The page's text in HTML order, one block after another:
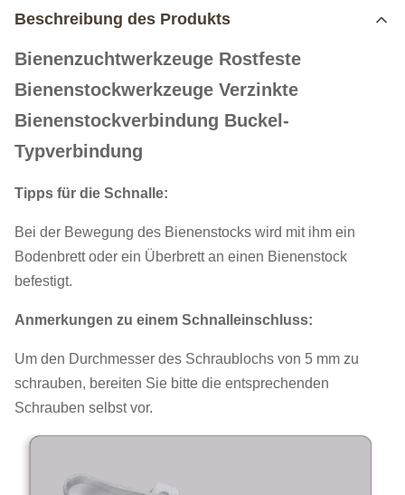
Beschreibung des Produkts
Bienenzuchtwerkzeuge Rostfeste
Bienenstockwerkzeuge Verzinkte
Bienenstockverbindung Buckel-
Typverbindung
Tipps für die Schnalle:
Bei der Bewegung des Bienenstocks wird mit ihm ein
Bodenbrett oder ein Überbrett an einen Bienenstock
befestigt.
Anmerkungen zu einem Schnalleinschluss:
Um den Durchmesser des Schraublochs von 5 mm zu
schrauben, bereiten Sie bitte die entsprechenden
Schrauben selbst vor.